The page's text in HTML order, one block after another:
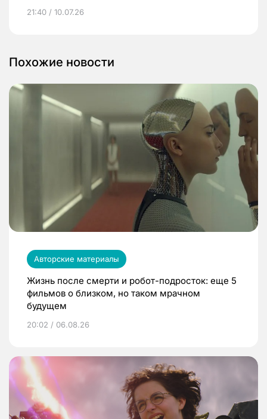
21:40 / 10.07.26
Похожие новости
Авторские материалы
Жизнь после смерти и робот-подросток: еще 5
фильмов о близком, но таком мрачном
будущем
20:02 / 06.08.26